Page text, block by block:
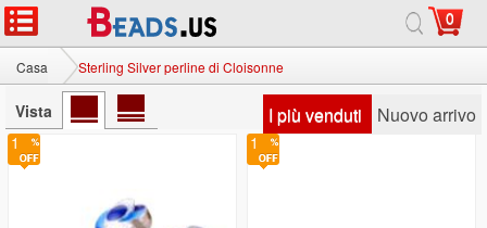
0
Casa Sterling Silver perline di Cloisonne
Vista I più venduti Nuovo arrivo
1
1